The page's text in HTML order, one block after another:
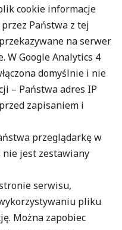
cookie informacje
Państwa z tej
na serwer
W Google Analytics 4
domyślnie i nie
– Państwa adres IP
zapisaniem i
przeglądarkę w
nie jest zestawiany
serwisu,
pliku
Można zapobiec